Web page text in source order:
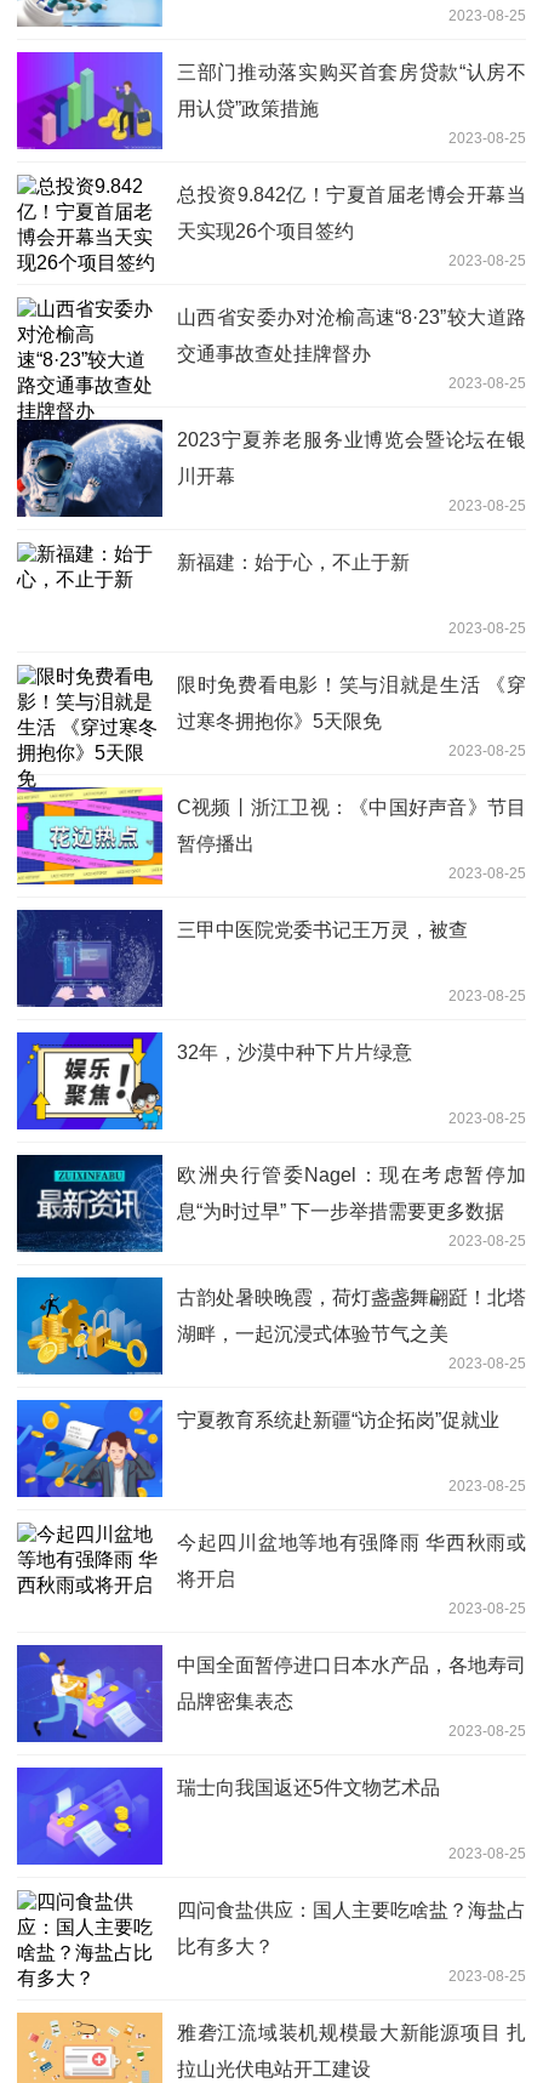
2023-08-25
三部门推动落实购买首套房贷款“认房不
用认贷”政策措施
2023-08-25
总投资9.842亿！宁夏首届老博会开幕当
天实现26个项目签约
2023-08-25
山西省安委办对沧榆高速“8·23”较大道路
交通事故查处挂牌督办
2023-08-25
2023宁夏养老服务业博览会暨论坛在银
川开幕
2023-08-25
新福建：始于心，不止于新
2023-08-25
限时免费看电影！笑与泪就是生活 《穿
过寒冬拥抱你》5天限免
2023-08-25
C视频丨浙江卫视：《中国好声音》节目
暂停播出
2023-08-25
三甲中医院党委书记王万灵，被查
2023-08-25
32年，沙漠中种下片片绿意
2023-08-25
欧洲央行管委Nagel：现在考虑暂停加
息“为时过早” 下一步举措需要更多数据
2023-08-25
古韵处暑映晚霞，荷灯盏盏舞翩跹！北塔
湖畔，一起沉浸式体验节气之美
2023-08-25
宁夏教育系统赴新疆“访企拓岗”促就业
2023-08-25
今起四川盆地等地有强降雨 华西秋雨或
将开启
2023-08-25
中国全面暂停进口日本水产品，各地寿司
品牌密集表态
2023-08-25
瑞士向我国返还5件文物艺术品
2023-08-25
四问食盐供应：国人主要吃啥盐？海盐占
比有多大？
2023-08-25
雅砻江流域装机规模最大新能源项目 扎
拉山光伏电站开工建设